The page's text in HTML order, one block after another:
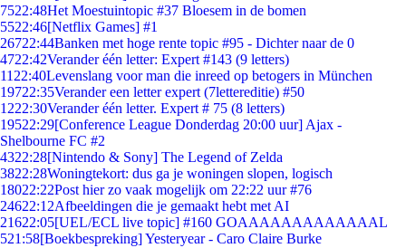
7522:48Het Moestuintopic #37 Bloesem in de bomen
5522:46[Netflix Games] #1
26722:44Banken met hoge rente topic #95 - Dichter naar de 0
4722:42Verander één letter: Expert #143 (9 letters)
11 22:40Levenslang voor man die inreed op betogers in München
19722:35Verander een letter expert (7lettereditie) #50
1222:30Verander één letter. Expert # 75 (8 letters)
19522:29[Conference League Donderdag 20:00 uur] Ajax -
Shelbourne FC #2
4322:28[Nintendo & Sony] The Legend of Zelda
3822:28Woningtekort: dus ga je woningen slopen, logisch
18022:22Post hier zo vaak mogelijk om 22:22 uur #76
24622:12Afbeeldingen die je gemaakt hebt met AI
21622:05[UEL/ECL live topic] #160 GOAAAAAAAAAAAAAL
521:58[Boekbespreking] Yesteryear - Caro Claire Burke